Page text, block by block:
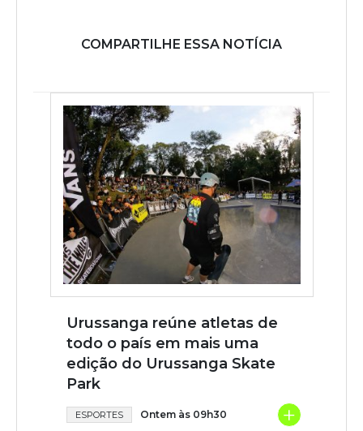
COMPARTILHE ESSA NOTÍCIA
Urussanga reúne atletas de
todo o país em mais uma
edição do Urussanga Skate
Park
ESPORTES Ontem às 09h30 +